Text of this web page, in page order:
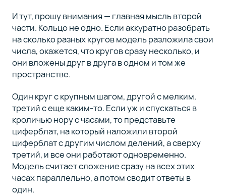
И тут, прошу внимания — главная мысль второй
части. Кольцо не одно. Если аккуратно разобрать
на сколько разных кругов модель разложила свои
числа, окажется, что кругов сразу несколько, и
они вложены друг в друга в одном и том же
пространстве.
Один круг с крупным шагом, другой с мелким,
третий с еще каким-то. Если уж и спускаться в
кроличью нору с часами, то представьте
циферблат, на который наложили второй
циферблат с другим числом делений, а сверху
третий, и все они работают одновременно.
Модель считает сложение сразу на всех этих
часах параллельно, а потом сводит ответы в
один.